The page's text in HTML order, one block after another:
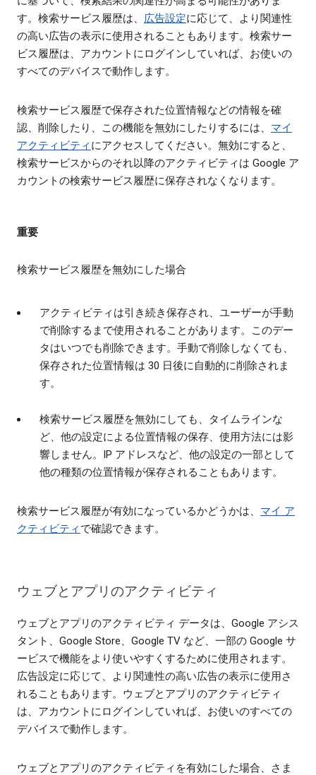
す。検索サービス履歴は、 広告設定に応じて、より関連性
の高い広告の表示に使用されることもあります。検索サー
ビス履歴は、アカウントにログインしていれば、お使いの
すべてのデバイスで動作します。
検索サービス履歴で保存された位置情報などの情報を確
認、削除したり、この機能を無効にしたりするには、 マイ
アクティビティ にアクセスしてください。無効にすると、
検索サービスからのそれ以降のアクティビティは Google ア
カウントの検索サービス履歴に保存されなくなります。
重要
検索サービス履歴を無効にした場合
アクティビティは引き続き保存され、ユーザーが手動
で削除するまで使用されることがあります。このデー
タはいつでも削除できます。手動で削除しなくても、
保存された位置情報は 30 日後に自動的に削除されま
す。
検索サービス履歴を無効にしても、タイムラインな
ど、他の設定による位置情報の保存、使用方法には影
響しません。IP アドレスなど、他の設定の一部として
他の種類の位置情報が保存されることもあります。
検索サービス履歴が有効になっているかどうかは、 マイ ア
クティビティ で確認できます。
ウェブとアプリのアクティビティ
ウェブとアプリのアクティビティ データは、Google アシス
タント、Google Store、Google TV など、一部の Google サ
ービスで機能をより使いやすくするために使用されます。
広告設定に応じて、より関連性の高い広告の表示に使用さ
れることもあります。ウェブとアプリのアクティビティ
は、アカウントにログインしていれば、お使いのすべての
デバイスで動作します。
ウェブとアプリのアクティビティを有効にした場合、さま